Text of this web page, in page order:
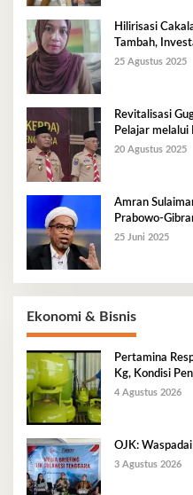
Hilirisasi
Tambah,
Berkelanjutan
25 Agustus 2025
Revitalisasi
Pelajar
20 Agustus 2025
Amran
Prabowo-
25 Juni 2025
Ekonomi & Bisnis
Pertamina
Kg, Kondisi
Berlangsung
4 Agustus 2026
OJK:
3 Agustus 2026